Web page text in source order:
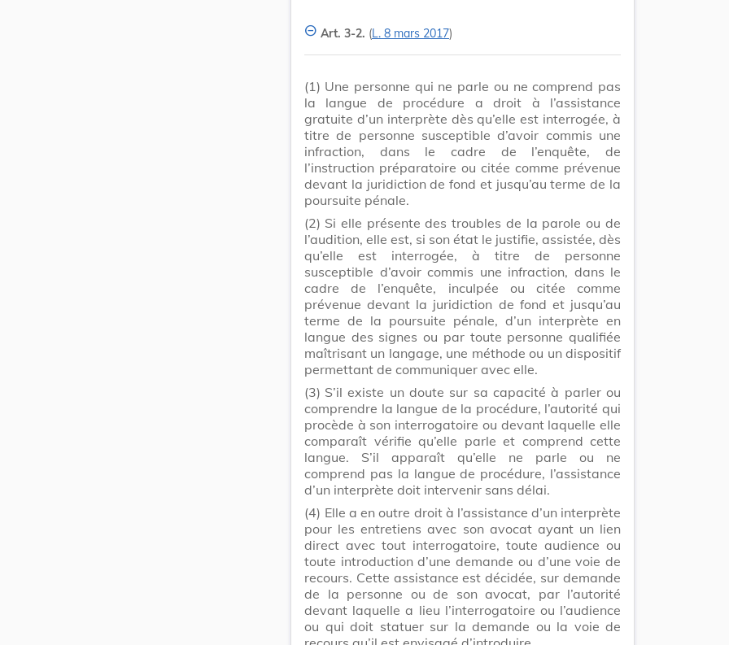
Art. 3-2. (L. 8 mars 2017)
(1) Une personne qui ne parle ou ne comprend pas
la langue de procédure a droit à l’assistance
gratuite d’un interprète dès qu’elle est interrogée, à
titre de personne susceptible d’avoir commis une
infraction, dans le cadre de l’enquête, de
l’instruction préparatoire ou citée comme prévenue
devant la juridiction de fond et jusqu’au terme de la
poursuite pénale.
(2) Si elle présente des troubles de la parole ou de
l’audition, elle est, si son état le justifie, assistée, dès
qu’elle est interrogée, à titre de personne
susceptible d’avoir commis une infraction, dans le
cadre de l’enquête, inculpée ou citée comme
prévenue devant la juridiction de fond et jusqu’au
terme de la poursuite pénale, d’un interprète en
langue des signes ou par toute personne qualifiée
maîtrisant un langage, une méthode ou un dispositif
permettant de communiquer avec elle.
(3) S’il existe un doute sur sa capacité à parler ou
comprendre la langue de la procédure, l’autorité qui
procède à son interrogatoire ou devant laquelle elle
comparaît vérifie qu’elle parle et comprend cette
langue. S’il apparaît qu’elle ne parle ou ne
comprend pas la langue de procédure, l’assistance
d’un interprète doit intervenir sans délai.
(4) Elle a en outre droit à l’assistance d’un interprète
pour les entretiens avec son avocat ayant un lien
direct avec tout interrogatoire, toute audience ou
toute introduction d’une demande ou d’une voie de
recours. Cette assistance est décidée, sur demande
de la personne ou de son avocat, par l’autorité
devant laquelle a lieu l’interrogatoire ou l’audience
ou qui doit statuer sur la demande ou la voie de